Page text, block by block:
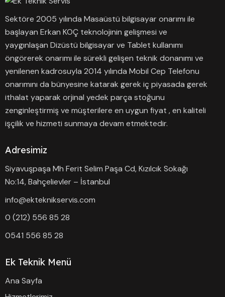
Sektöre 2005 yılında Masaüstü bilgisayar onarımı ile
başlayan Erkan KOÇ teknolojinin gelişmesi ve
yaygınlaşan Dizüstü bilgisayar ve Tablet kullanımı
öngörerek onarımı ile sürekli gelişen teknik donanımı ve
yenilenen kadrosuyla 2014 yılında Mobil Cep Telefonu
onarımını da bünyesine katarak gerek iç piyasada gerek
ithalat yaparak orjinal yedek parça stoğunu
zenginleştirmiş ve müşterilere en uygun fiyat , en kaliteli
işçilik ve hizmeti sunmaya devam etmektedir.
Adresimiz
Siyavuşpaşa Mh Ferit Selim Paşa Cd, Kızılcık Sokağı
No:14, Bahçelievler – İstanbul
info@ekteknikservis.com
0 (212) 556 85 28
0541 556 85 28
Ek Teknik Menü
Ana Sayfa